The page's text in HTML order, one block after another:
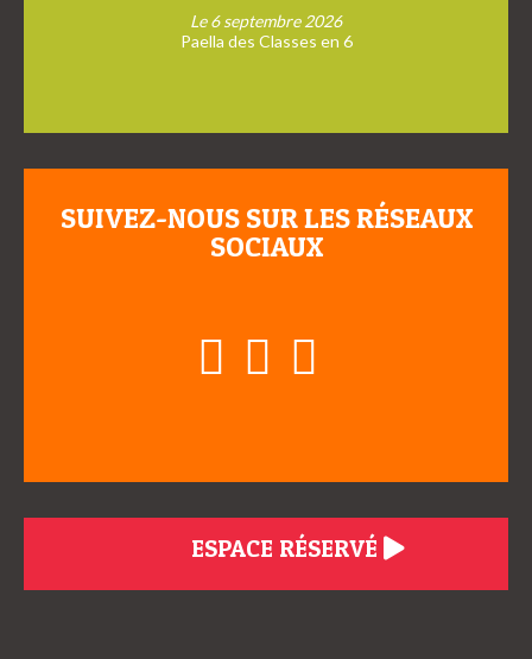
Le 6 septembre 2026
Paella des Classes en 6
SUIVEZ-NOUS SUR LES RÉSEAUX
SOCIAUX
ESPACE RÉSERVÉ